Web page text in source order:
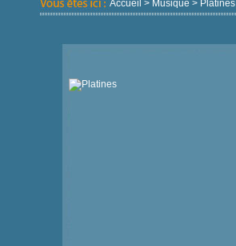
Accueil > Musique > Platines